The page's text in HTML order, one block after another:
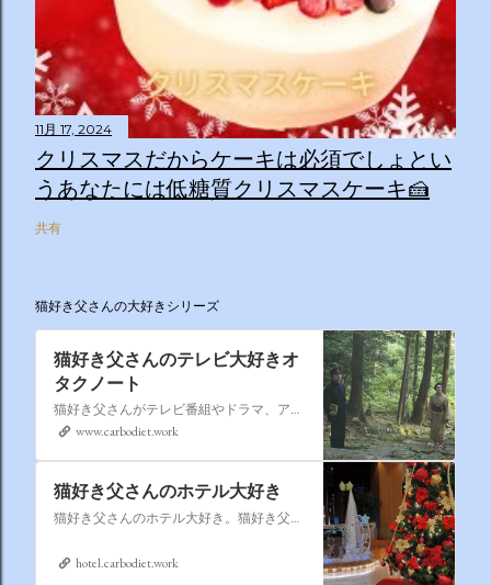
11月 17, 2024
クリスマスだからケーキは必須でしょとい
うあなたには低糖質クリスマスケーキ🍰
共有
猫好き父さんの大好きシリーズ
猫好き父さんのテレビ大好きオ
タクノート
猫好き父さんがテレビ番組やドラマ、アニメ、特撮ヒーロー,そしてダイエットについて書いたブログです。
www.carbodiet.work
猫好き父さんのホテル大好き
猫好き父さんのホテル大好き。猫好き父さんが宿泊したホテルの情報を徒然なるままに書いていきます。
hotel.carbodiet.work